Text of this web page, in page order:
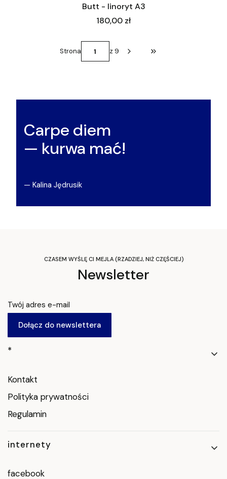
Butt - linoryt A3
Cena
180,00 zł
Strona z 9 Przejdź do ostatniej
Carpe diem
— kurwa mać!
— Kalina Jędrusik
CZASEM WYŚLĘ CI MEJLA (RZADZIEJ, NIŻ CZĘŚCIEJ)
Newsletter
Twój adres e-mail
Dołącz do newslettera
Linki w stopce
*
Kontakt
Polityka prywatności
Regulamin
internety
facebook